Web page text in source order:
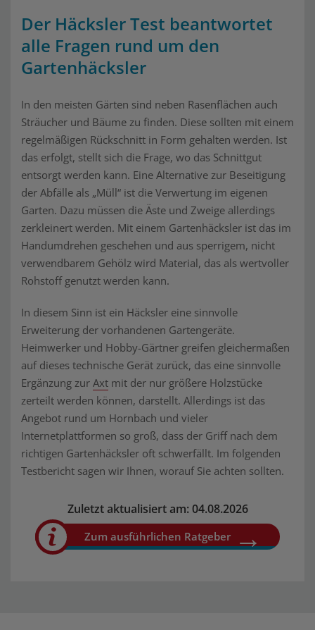
Der Häcksler Test beantwortet
alle Fragen rund um den
Gartenhäcksler
In den meisten Gärten sind neben Rasenflächen auch
Sträucher und Bäume zu finden. Diese sollten mit einem
regelmäßigen Rückschnitt in Form gehalten werden. Ist
das erfolgt, stellt sich die Frage, wo das Schnittgut
entsorgt werden kann. Eine Alternative zur Beseitigung
der Abfälle als „Müll“ ist die Verwertung im eigenen
Garten. Dazu müssen die Äste und Zweige allerdings
zerkleinert werden. Mit einem Gartenhäcksler ist das im
Handumdrehen geschehen und aus sperrigem, nicht
verwendbarem Gehölz wird Material, das als wertvoller
Rohstoff genutzt werden kann.
In diesem Sinn ist ein Häcksler eine sinnvolle
Erweiterung der vorhandenen Gartengeräte.
Heimwerker und Hobby-Gärtner greifen gleichermaßen
auf dieses technische Gerät zurück, das eine sinnvolle
Ergänzung zur Axt mit der nur größere Holzstücke
zerteilt werden können, darstellt. Allerdings ist das
Angebot rund um Hornbach und vieler
Internetplattformen so groß, dass der Griff nach dem
richtigen Gartenhäcksler oft schwerfällt. Im folgenden
Testbericht sagen wir Ihnen, worauf Sie achten sollten.
Zuletzt aktualisiert am: 04.08.2026
Zum ausführlichen Ratgeber